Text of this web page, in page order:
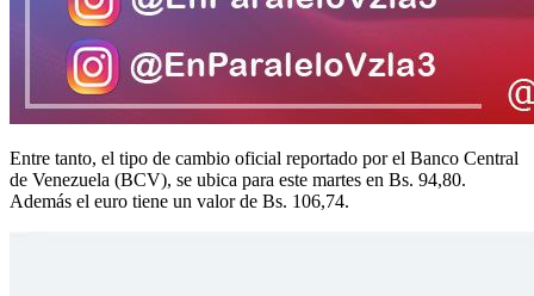
Entre tanto, el tipo de cambio oficial reportado por el Banco Central
de Venezuela (BCV), se ubica para este martes en Bs. 94,80.
Además el euro tiene un valor de Bs. 106,74.